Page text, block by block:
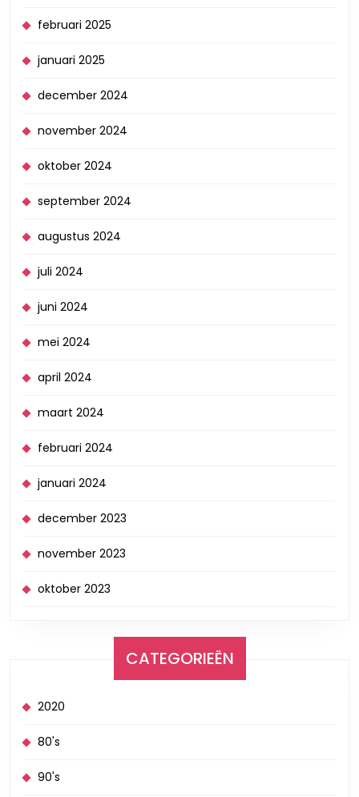
februari 2025
januari 2025
december 2024
november 2024
oktober 2024
september 2024
augustus 2024
juli 2024
juni 2024
mei 2024
april 2024
maart 2024
februari 2024
januari 2024
december 2023
november 2023
oktober 2023
CATEGORIEËN
2020
80's
90's